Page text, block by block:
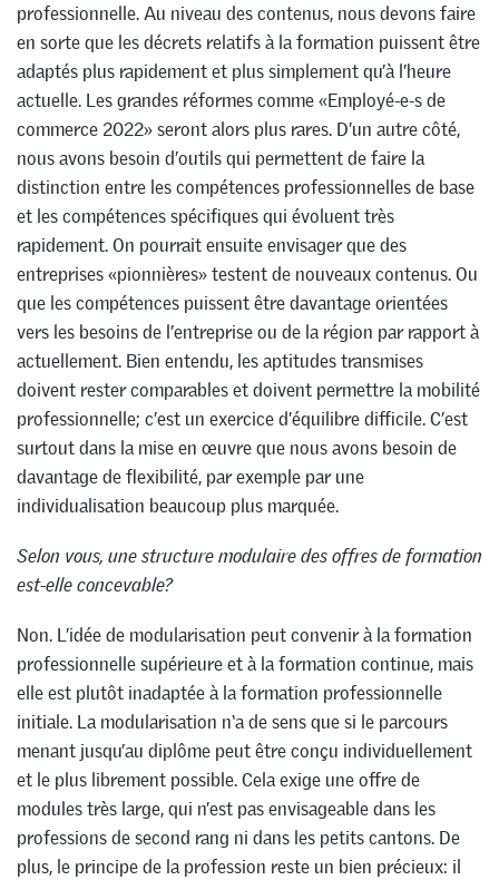
professionnelle. Au niveau des contenus, nous devons faire
en sorte que les décrets relatifs à la formation puissent être
adaptés plus rapidement et plus simplement qu’à l’heure
actuelle. Les grandes réformes comme «Employé-e-s de
commerce 2022» seront alors plus rares. D’un autre côté,
nous avons besoin d’outils qui permettent de faire la
distinction entre les compétences professionnelles de base
et les compétences spécifiques qui évoluent très
rapidement. On pourrait ensuite envisager que des
entreprises «pionnières» testent de nouveaux contenus. Ou
que les compétences puissent être davantage orientées
vers les besoins de l’entreprise ou de la région par rapport à
actuellement. Bien entendu, les aptitudes transmises
doivent rester comparables et doivent permettre la mobilité
professionnelle; c’est un exercice d’équilibre difficile. C’est
surtout dans la mise en œuvre que nous avons besoin de
davantage de flexibilité, par exemple par une
individualisation beaucoup plus marquée.
Selon vous, une structure modulaire des offres de formation
est-elle concevable?
Non. L’idée de modularisation peut convenir à la formation
professionnelle supérieure et à la formation continue, mais
elle est plutôt inadaptée à la formation professionnelle
initiale. La modularisation n‘a de sens que si le parcours
menant jusqu’au diplôme peut être conçu individuellement
et le plus librement possible. Cela exige une offre de
modules très large, qui n’est pas envisageable dans les
professions de second rang ni dans les petits cantons. De
plus, le principe de la profession reste un bien précieux: il